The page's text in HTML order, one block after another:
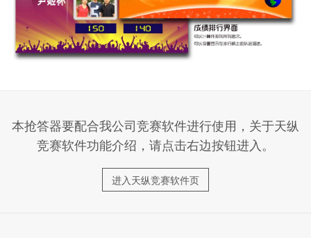
本抢答器要配合我公司竞赛软件进行使用，关于天纵
竞赛软件功能介绍，请点击右边按钮进入。
进入天纵竞赛软件页